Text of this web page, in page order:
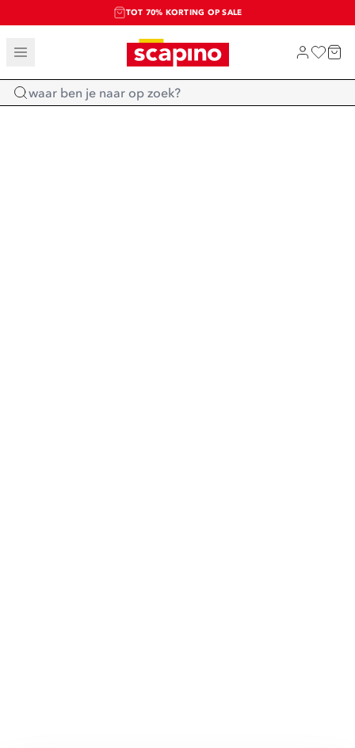
TOT 70% KORTING OP SALE
SALE: LAATSTE KANS!
SHOP NIEUW
Home